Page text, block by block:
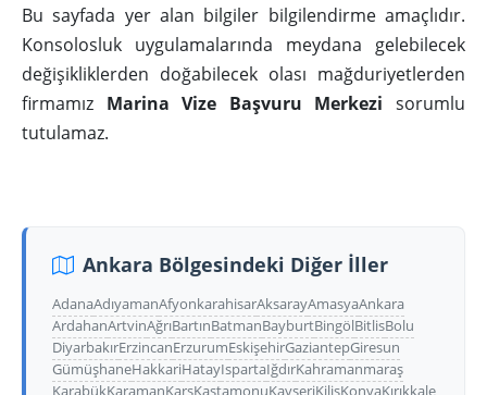
Bu sayfada yer alan bilgiler bilgilendirme amaçlıdır.
Konsolosluk uygulamalarında meydana gelebilecek
değişikliklerden doğabilecek olası mağduriyetlerden
firmamız Marina Vize Başvuru Merkezi sorumlu
tutulamaz.
Ankara Bölgesindeki Diğer İller
AdanaAdıyamanAfyonkarahisarAksarayAmasyaAnkara
ArdahanArtvinAğrıBartınBatmanBayburtBingölBitlisBolu
DiyarbakırErzincanErzurumEskişehirGaziantepGiresun
GümüşhaneHakkariHatayIspartaIğdırKahramanmaraş
KarabükKaramanKarsKastamonuKayseriKilisKonyaKırıkkale